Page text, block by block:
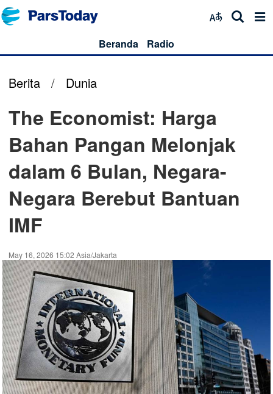
Beranda Radio
Berita / Dunia
The Economist: Harga
Bahan Pangan Melonjak
dalam 6 Bulan, Negara-
Negara Berebut Bantuan
IMF
May 16, 2026 15:02 Asia/Jakarta